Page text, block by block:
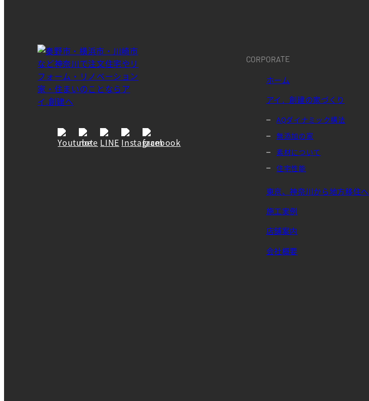
CORPORATE
ホーム
アイ．創建の家づくり
AQダイナミック構法
無添加の家
素材について
住宅性能
東京、神奈川から地方移住へ
施工実例
店舗案内
会社概要